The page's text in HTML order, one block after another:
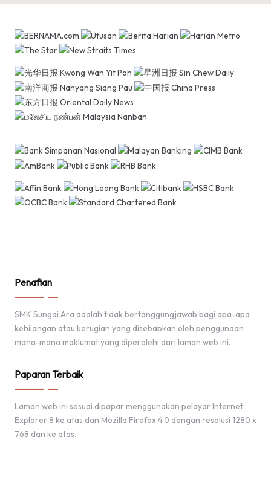
Penafian
SMK Sungai Ara adalah tidak bertanggungjawab bagi apa-apa
kehilangan atau kerugian yang disebabkan oleh penggunaan
mana-mana maklumat yang diperolehi dari laman web ini.
Paparan Terbaik
Laman web ini sesuai dipapar menggunakan pelayar Internet
Explorer 8 ke atas dan Mozilla Firefox 4.0 dengan resolusi 1280 x
768 dan ke atas.